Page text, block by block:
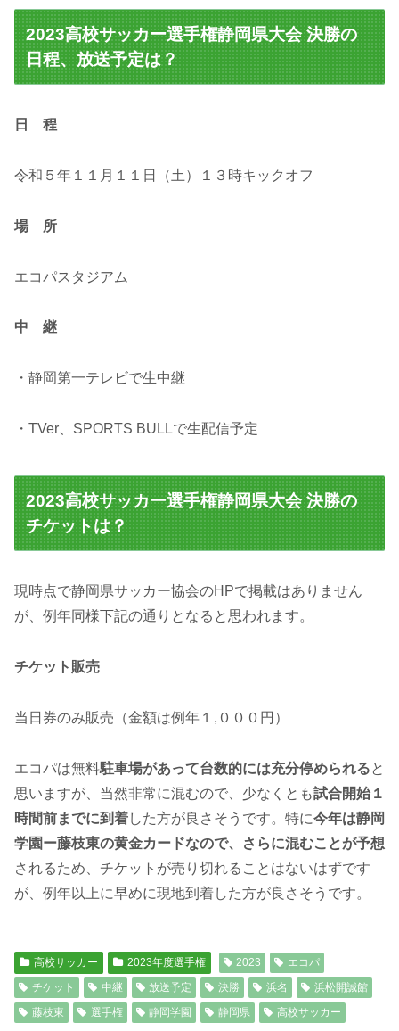
2023高校サッカー選手権静岡県大会 決勝の
日程、放送予定は？
日 程
令和５年１１月１１日（土）１３時キックオフ
場 所
エコパスタジアム
中 継
・静岡第一テレビで生中継
・TVer、SPORTS BULLで生配信予定
2023高校サッカー選手権静岡県大会 決勝の
チケットは？
現時点で静岡県サッカー協会のHPで掲載はありません
が、例年同様下記の通りとなると思われます。
チケット販売
当日券のみ販売（金額は例年１,０００円）
エコパは無料駐車場があって台数的には充分停められると
思いますが、当然非常に混むので、少なくとも試合開始１
時間前までに到着した方が良さそうです。特に今年は静岡
学園ー藤枝東の黄金カードなので、さらに混むことが予想
されるため、チケットが売り切れることはないはずです
が、例年以上に早めに現地到着した方が良さそうです。
高校サッカー 2023年度選手権 2023
エコパ
チケット
中継 放送予定 決勝 浜名
浜松開誠館
藤枝東
選手権 静岡学園 静岡県 高校サッカー